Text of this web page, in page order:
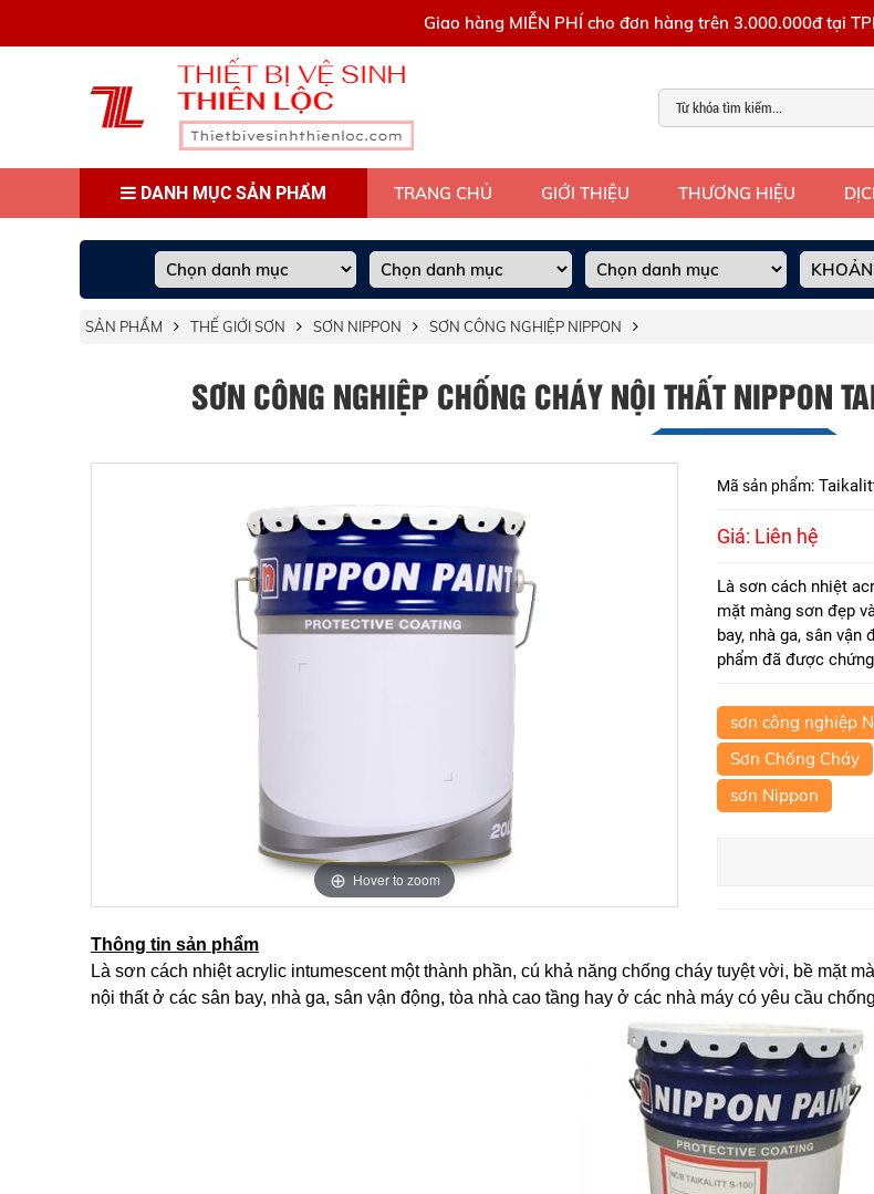
Giao hàng MIỄN PHÍ cho đơn hàng trên 3.000.000đ tại
DANH MỤC SẢN PHẨM TRANG CHỦ GIỚI THIỆU THƯƠNG HIỆU
SẢN PHẨM THẾ GIỚI SƠN SƠN NIPPON SƠN CÔNG NGHIỆP NIPPON
SƠN CÔNG NGHIỆP CHỐNG CHÁY NỘI THẤT NIPPON
Hover to zoom
Mã sản phẩm:
Giá: Liên hệ
Là sơn cách nhiệt
mặt màng sơn đẹp
bay, nhà ga, sân
phẩm đã được
sơn công nghiệp
Sơn Chống Cháy
sơn Nippon
Thông tin sản phẩm
Là sơn cách nhiệt acrylic intumescent một thành phần, cú khả năng chống cháy tuyệt vời, bề mặt
nội thất ở các sân bay, nhà ga, sân vận động, tòa nhà cao tầng hay ở các nhà máy có yêu cầu